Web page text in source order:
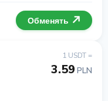
Обменять
1 USDT =
3.59 PLN